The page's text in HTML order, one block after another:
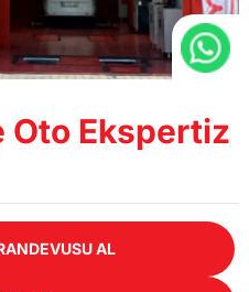
Oto Ekspertiz
AL